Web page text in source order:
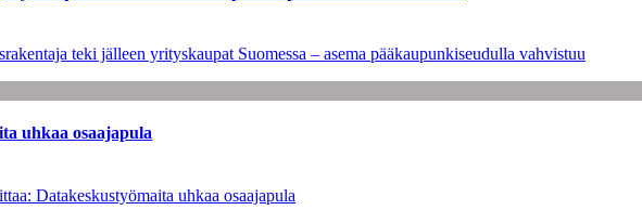
teki jälleen yrityskaupat Suomessa – asema pääkaupunkiseudulla vahvistuu
uhkaa osaajapula
Datakeskustyömaita uhkaa osaajapula